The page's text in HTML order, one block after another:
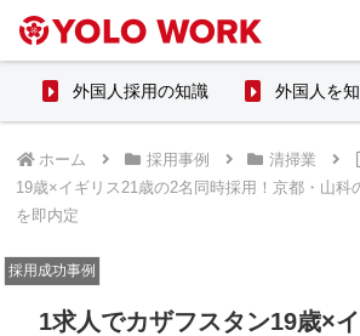
外国人採用の知識 外国人を
ホーム 採用事例 清掃業
19歳×イギリス21歳の2名同時採用！京都・山科
を即内定
1求人でカザフスタン19歳×
採用成功事例